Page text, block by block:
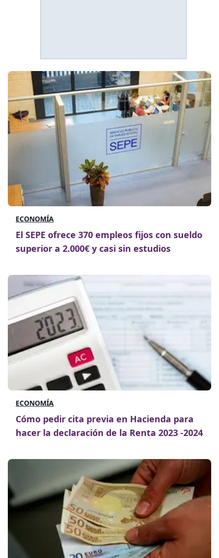
ECONOMÍA
El SEPE ofrece 370 empleos fijos con sueldo
superior a 2.000€ y casi sin estudios
ECONOMÍA
Cómo pedir cita previa en Hacienda para
hacer la declaración de la Renta 2023 -2024